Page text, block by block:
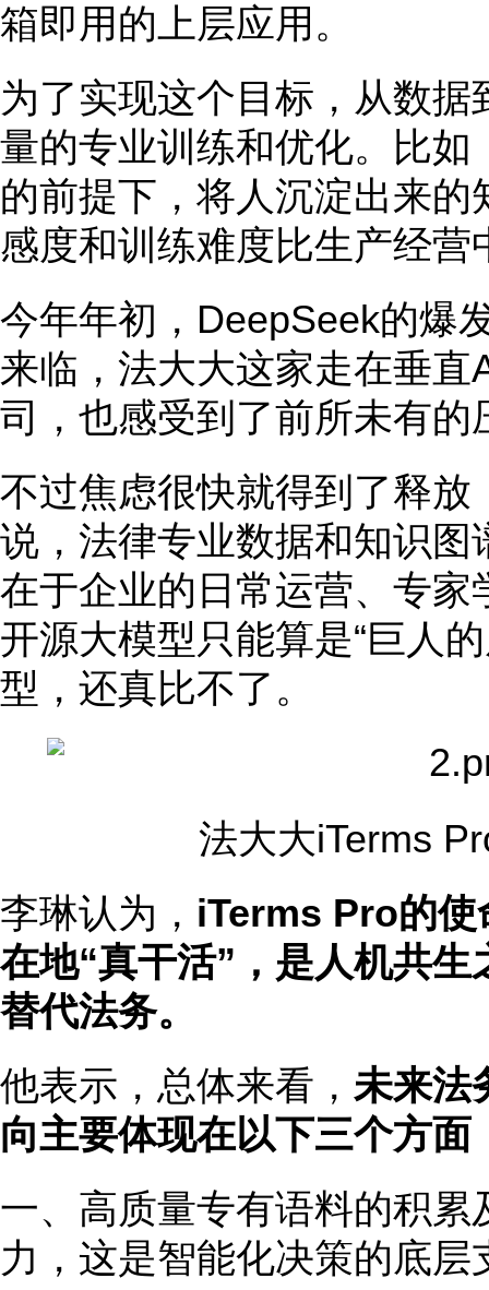
箱即用的上层应用。
为了实现这个目标，从数
量的专业训练和优化。比
的前提下，将人沉淀出来
感度和训练难度比生产经营
今年年初，DeepSeek的爆
来临，法大大这家走在垂直
司，也感受到了前所未有的
不过焦虑很快就得到了释
说，法律专业数据和知识
在于企业的日常运营、专
开源大模型只能算是“巨人
型，还真比不了。
法大大iTerms
李琳认为， iTerms Pro的使
在地“真干活”，是人机共
替代法务。
他表示，总体来看， 未来法
向主要体现在以下三个方面
一、高质量专有语料的积
力，这是智能化决策的底层